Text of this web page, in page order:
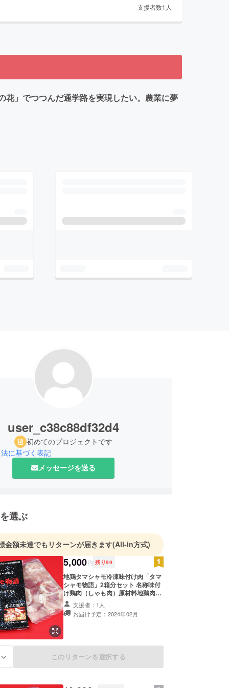
支援者数1 人
花」でつつんだ通学路を実現したい。農業に夢
user_c38c88df32d4
初めてのプロジェクトです
に基づく表記
メッセージを送る
選ぶ
金額未達でもリターンが届きます(All-in方式)
5,000円 残り99
地鶏タマシャモ冷凍味付け肉「タマ
シャモ物語」2箱分セット 名称味付
け鶏肉（しゃも肉）原材料地鶏肉、
岩塩、ブラックペッパー、料理酒、
原材料原産地名埼玉県、内容量240
ｇ賞味期限保存方法、箱に記載 加
支援者：1人
お届け予定：2024年02月
このリターンを選択する